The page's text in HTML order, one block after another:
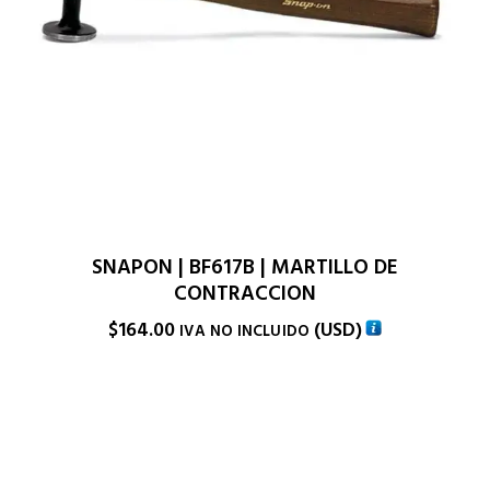
SNAPON | BF617B | MARTILLO DE
CONTRACCION
$164.00 IVA NO INCLUIDO (USD)